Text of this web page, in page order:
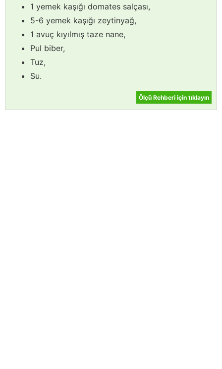
1 yemek kaşığı domates salçası,
5-6 yemek kaşığı zeytinyağ,
1 avuç kıyılmış taze nane,
Pul biber,
Tuz,
Su.
Ölçü Rehberi için tıklayın